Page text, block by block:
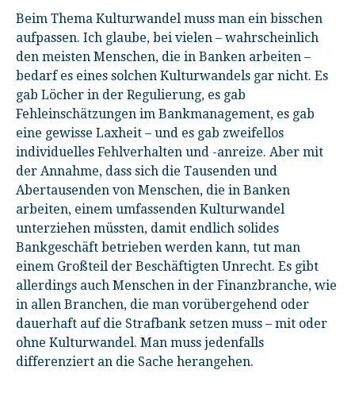
Beim Thema Kulturwandel muss man ein bisschen
aufpassen. Ich glaube, bei vielen – wahrscheinlich
den meisten Menschen, die in Banken arbeiten –
bedarf es eines solchen Kulturwandels gar nicht. Es
gab Löcher in der Regulierung, es gab
Fehleinschätzungen im Bankmanagement, es gab
eine gewisse Laxheit – und es gab zweifellos
individuelles Fehlverhalten und -anreize. Aber mit
der Annahme, dass sich die Tausenden und
Abertausenden von Menschen, die in Banken
arbeiten, einem umfassenden Kulturwandel
unterziehen müssten, damit endlich solides
Bankgeschäft betrieben werden kann, tut man
einem Großteil der Beschäftigten Unrecht. Es gibt
allerdings auch Menschen in der Finanzbranche, wie
in allen Branchen, die man vorübergehend oder
dauerhaft auf die Strafbank setzen muss – mit oder
ohne Kulturwandel. Man muss jedenfalls
differenziert an die Sache herangehen.